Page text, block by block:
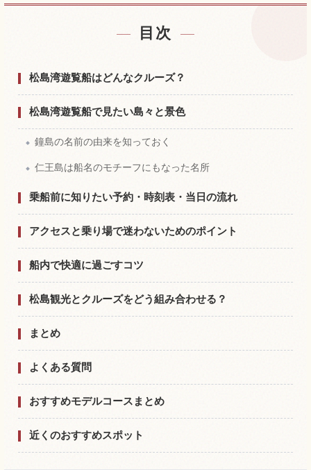
松島島巡り観光船 乗り場付近の宿を探す
松島島巡り観光船 乗り場の体験を探す
目次
松島湾遊覧船はどんなクルーズ？
松島湾遊覧船で見たい島々と景色
鐘島の名前の由来を知っておく
仁王島は船名のモチーフにもなった名所
乗船前に知りたい予約・時刻表・当日の流れ
アクセスと乗り場で迷わないためのポイント
船内で快適に過ごすコツ
松島観光とクルーズをどう組み合わせる？
まとめ
よくある質問
おすすめモデルコースまとめ
近くのおすすめスポット